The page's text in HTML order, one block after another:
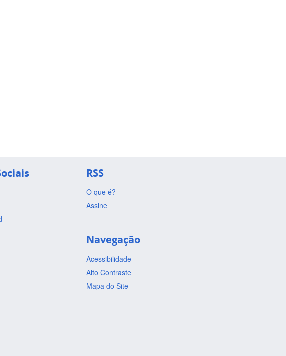
RSS
O que é?
Assine
Navegação
Acessibilidade
Alto Contraste
Mapa do Site